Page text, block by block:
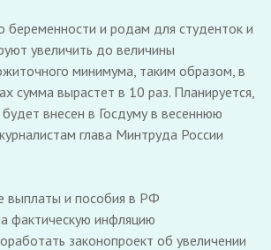
беременности и родам для студенток и
увеличить до величины
минимума, таким образом, в
сумма вырастет в 10 раз. Планируется,
внесен в Госдуму в весеннюю
глава Минтруда России
выплаты и пособия в РФ
фактическую инфляцию
законопроект об увеличении